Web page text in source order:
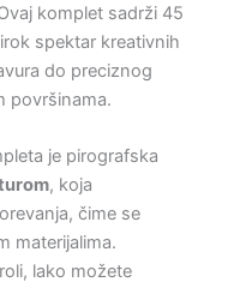
komplet sadrži 45
spektar kreativnih
do preciznog
površinama.
je pirografska
, koja
čime se
materijalima.
lako možete